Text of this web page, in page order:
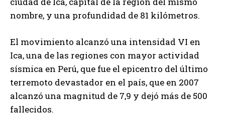
nombre, y una profundidad de 81 kilómetros.
El movimiento alcanzó una intensidad VI en
Ica, una de las regiones con mayor actividad
sísmica en Perú, que fue el epicentro del último
terremoto devastador en el país, que en 2007
alcanzó una magnitud de 7,9 y dejó más de 500
fallecidos.